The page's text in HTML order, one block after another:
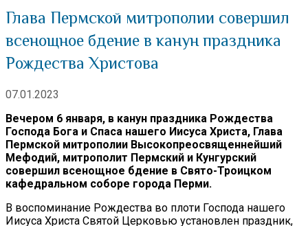
Глава Пермской митрополии совершил
всенощное бдение в канун праздника
Рождества Христова
07.01.2023
Вечером 6 января, в канун праздника Рождества
Господа Бога и Спаса нашего Иисуса Христа, Глава
Пермской митрополии Высокопреосвященнейший
Мефодий, митрополит Пермский и Кунгурский
совершил всенощное бдение в Свято-Троицком
кафедральном соборе города Перми.
В воспоминание Рождества во плоти Господа нашего
Иисуса Христа Святой Церковью установлен праздник,